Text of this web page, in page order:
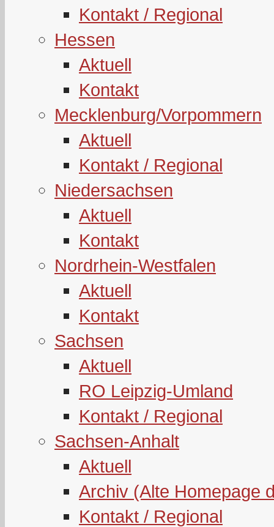
Kontakt / Regional
Hessen
Aktuell
Kontakt
Mecklenburg/Vorpommern
Aktuell
Kontakt / Regional
Niedersachsen
Aktuell
Kontakt
Nordrhein-Westfalen
Aktuell
Kontakt
Sachsen
Aktuell
RO Leipzig-Umland
Kontakt / Regional
Sachsen-Anhalt
Aktuell
Archiv (Alte Homepage
Kontakt / Regional